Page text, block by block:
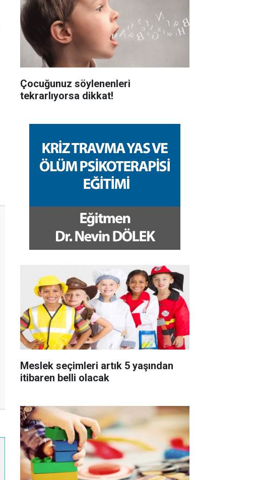
Çocuğunuz söylenenleri
tekrarlıyorsa dikkat!
Meslek seçimleri artık 5 yaşından
itibaren belli olacak